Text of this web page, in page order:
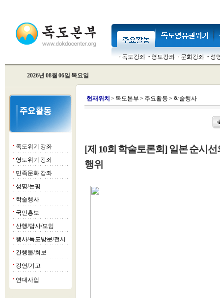
독도강좌 영토강좌 문화강좌 성
2026년 08월 06일 목요일
■ 독도위기 강좌
■ 영토위기 강좌
■ 민족문화 강좌
■ 성명/논평
■ 학술행사
■ 국민홍보
■ 산행/답사/모임
■ 행사/독도방문/전시
■ 간행물/회보
■ 강연/기고
■ 연대사업
현재위치 > 독도본부 > 주요활동 > 학술행사
[제 10회 학술토론회] 일본 순시
행위